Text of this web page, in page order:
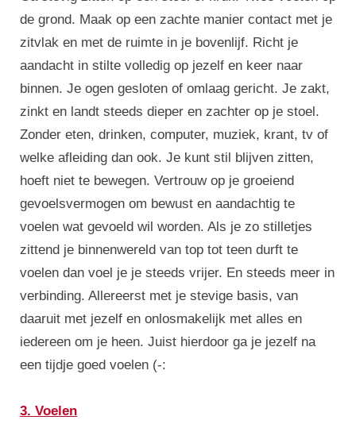
de grond. Maak op een zachte manier contact met je
zitvlak en met de ruimte in je bovenlijf. Richt je
aandacht in stilte volledig op jezelf en keer naar
binnen. Je ogen gesloten of omlaag gericht. Je zakt,
zinkt en landt steeds dieper en zachter op je stoel.
Zonder eten, drinken, computer, muziek, krant, tv of
welke afleiding dan ook. Je kunt stil blijven zitten,
hoeft niet te bewegen. Vertrouw op je groeiend
gevoelsvermogen om bewust en aandachtig te
voelen wat gevoeld wil worden. Als je zo stilletjes
zittend je binnenwereld van top tot teen durft te
voelen dan voel je je steeds vrijer. En steeds meer in
verbinding. Allereerst met je stevige basis, van
daaruit met jezelf en onlosmakelijk met alles en
iedereen om je heen. Juist hierdoor ga je jezelf na
een tijdje goed voelen (-:
3. Voelen